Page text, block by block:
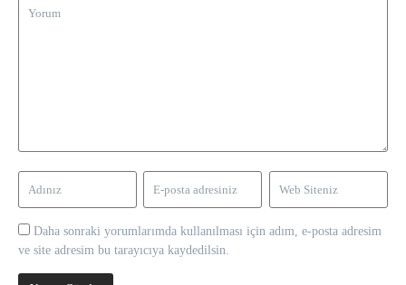
Daha sonraki yorumlarımda kullanılması için adım, e-posta adresim
ve site adresim bu tarayıcıya kaydedilsin.